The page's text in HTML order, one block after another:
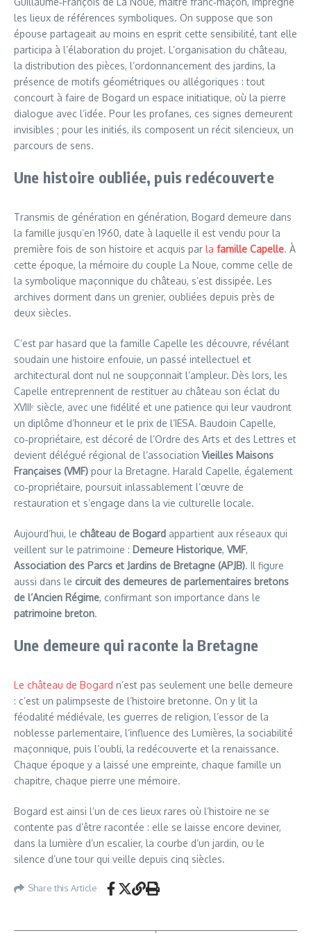
les lieux de références symboliques. On suppose que son
épouse partageait au moins en esprit cette sensibilité, tant elle
participa à l’élaboration du projet. L’organisation du château,
la distribution des pièces, l’ordonnancement des jardins, la
présence de motifs géométriques ou allégoriques : tout
concourt à faire de Bogard un espace initiatique, où la pierre
dialogue avec l’idée. Pour les profanes, ces signes demeurent
invisibles ; pour les initiés, ils composent un récit silencieux, un
parcours de sens.
Une histoire oubliée, puis redécouverte
Transmis de génération en génération, Bogard demeure dans
la famille jusqu’en 1960, date à laquelle il est vendu pour la
première fois de son histoire et acquis par la famille Capelle. À
cette époque, la mémoire du couple La Noue, comme celle de
la symbolique maçonnique du château, s’est dissipée. Les
archives dorment dans un grenier, oubliées depuis près de
deux siècles.
C’est par hasard que la famille Capelle les découvre, révélant
soudain une histoire enfouie, un passé intellectuel et
architectural dont nul ne soupçonnait l’ampleur. Dès lors, les
Capelle entreprennent de restituer au château son éclat du
XVIIIᵉ siècle, avec une fidélité et une patience qui leur vaudront
un diplôme d’honneur et le prix de l’IESA. Baudoin Capelle,
co‑propriétaire, est décoré de l’Ordre des Arts et des Lettres et
devient délégué régional de l’association Vieilles Maisons
Françaises (VMF) pour la Bretagne. Harald Capelle, également
co‑propriétaire, poursuit inlassablement l’œuvre de
restauration et s’engage dans la vie culturelle locale.
Aujourd’hui, le château de Bogard appartient aux réseaux qui
veillent sur le patrimoine : Demeure Historique, VMF,
Association des Parcs et Jardins de Bretagne (APJB). Il figure
aussi dans le circuit des demeures de parlementaires bretons
de l’Ancien Régime, confirmant son importance dans le
patrimoine breton.
Une demeure qui raconte la Bretagne
Le château de Bogard n’est pas seulement une belle demeure
: c’est un palimpseste de l’histoire bretonne. On y lit la
féodalité médiévale, les guerres de religion, l’essor de la
noblesse parlementaire, l’influence des Lumières, la sociabilité
maçonnique, puis l’oubli, la redécouverte et la renaissance.
Chaque époque y a laissé une empreinte, chaque famille un
chapitre, chaque pierre une mémoire.
Bogard est ainsi l’un de ces lieux rares où l’histoire ne se
contente pas d’être racontée : elle se laisse encore deviner,
dans la lumière d’un escalier, la courbe d’un jardin, ou le
silence d’une tour qui veille depuis cinq siècles.
Share this Article